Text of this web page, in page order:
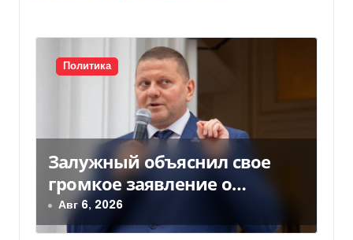
и
с
м
Политика
Залужный объяснил свое
громкое заявление о
вступлении Украины в НАТО
Авг 6, 2026